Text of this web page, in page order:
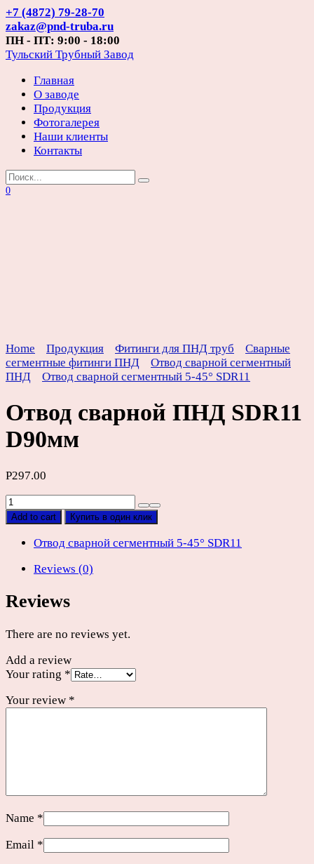
Перейти
к
содержанию
+7 (4872) 79-28-70
zakaz@pnd-truba.ru
ПН - ПТ: 9:00 - 18:00
Тульский Трубный Завод
Главная
О заводе
Продукция
Фотогалерея
Наши клиенты
Контакты
Search
for:
0
Home Продукция Фитинги для ПНД труб
Сварные
сегментные фитинги ПНД
Отвод сварной сегментный
ПНД
Отвод сварной сегментный 5-45° SDR11
Отвод сварной ПНД SDR11
D90мм
Р297.00
Отвод
сварной
SDR11
quantity
Add to cart Купить в один клик
Отвод сварной сегментный 5-45° SDR11
Reviews (0)
Reviews
There are no reviews yet.
Add a review
Your rating *
Your review *
Name *
Email *